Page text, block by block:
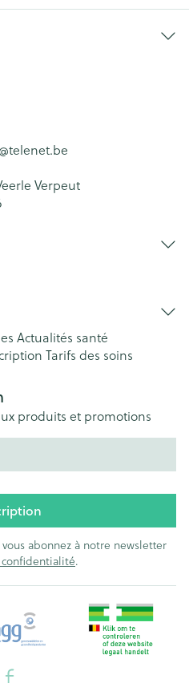
telenet.be
Verpeut
Actualités santé
Tarifs des soins
produits et promotions
abonnez à notre newsletter
.